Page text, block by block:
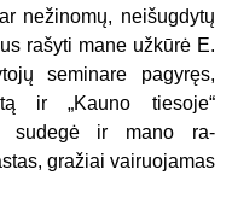
nežino­mų, neišugdytų
rašyti mane užkūrė E.
seminare pagyręs,
ir „Kauno tiesoje“
sudegė ir mano ra­
gražiai vairuojamas